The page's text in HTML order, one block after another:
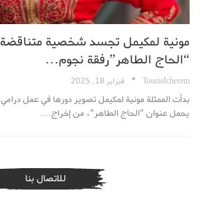
مونية لمكيمل تجسد شخصية
“الحاج الطاهر”رفقة نجوم…
TouriaIcherem فبراير 18, 2025
بدأت الممثلة مونية لمكيمل تصوير دورها في عمل درامي
يحمل عنوان "الحاج الطاهر"، من إخراج…
للاتصال بنا